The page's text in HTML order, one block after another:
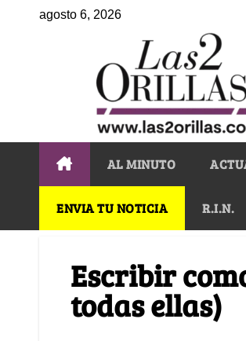
agosto 6, 2026
AL MINUTO
ENVIA TU NOTICIA R.I.N.
Escribir
todas ellas)